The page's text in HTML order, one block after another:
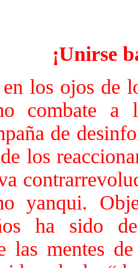
¡Unirse
los ojos de
combate
de
los
yanqui.
ha sido
las mentes